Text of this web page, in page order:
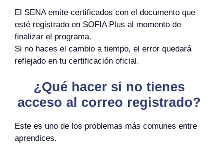
El SENA emite certificados con el documento que
esté registrado en SOFIA Plus al momento de
finalizar el programa.
Si no haces el cambio a tiempo, el error quedará
reflejado en tu certificación oficial.
¿Qué hacer si no tienes
acceso al correo registrado?
Este es uno de los problemas más comunes entre
aprendices.